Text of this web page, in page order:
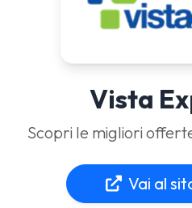
Vista
Scopri le migliori
Vai al